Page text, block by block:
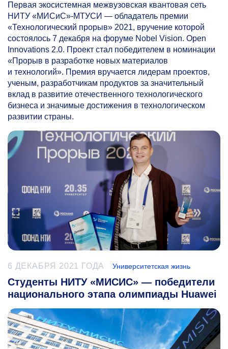
Первая экосистемная межвузовская квантовая сеть
НИТУ «МИСиС»-МТУСИ — обладатель премии
«Технологический прорыв» 2021, вручение которой
состоялось 7 декабря на форуме Nobel Vision. Open
Innovations 2.0. Проект стал победителем в номинации
«Прорыв в разработке новых материалов
и технологий». Премия вручается лидерам проектов,
ученым, разработчикам продуктов за значительный
вклад в развитие отечественного технологического
бизнеса и значимые достижения в технологическом
развитии страны.
6 ДЕКАБРЯ 2021 ГОДА Университетская жизнь
Студенты НИТУ «МИСИС» — победители
национального этапа олимпиады Huawei